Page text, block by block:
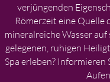
verjüngenden
Römerzeit eine Quelle
mineralreiche Wasser
gelegenen, ruhigen
Spa erleben? Informieren